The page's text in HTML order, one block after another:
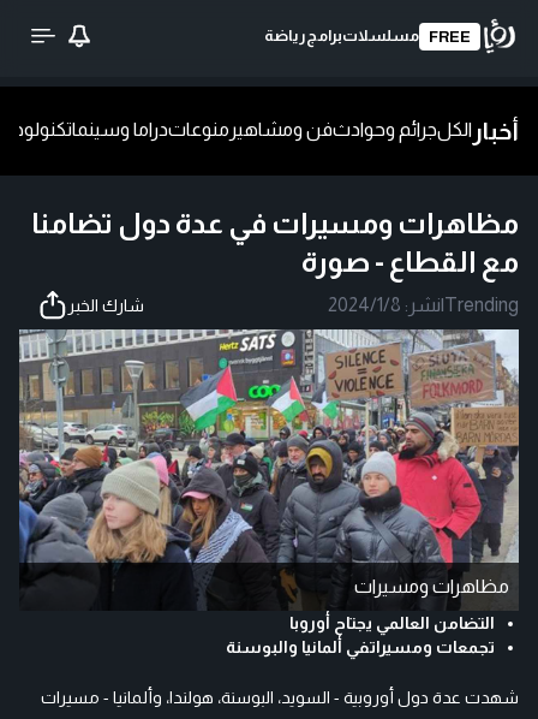
FREE مسلسلاتبرامج رياضة
أخبار الكلجرائم وحوادثفن ومشاهير منوعاتدراما وسينماتكنولوجيا
مظاهرات ومسيرات في عدة دول تضامنا
مع القطاع - صورة
Trending
|نشر: 2024/1/8 شارك الخبر
مظاهرات ومسيرات
التضامن العالمي يجتاح أوروبا
تجمعات ومسيراتفي ألمانيا والبوسنة
شهدت عدة دول أوروبية - السويد، البوسنة، هولندا، وألمانيا - مسيرات